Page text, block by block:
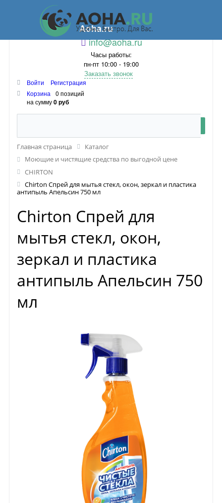
Aoha.ru
info@aoha.ru
Часы работы:
пн-пт 10:00 - 19:00
Заказать звонок
Войти
Регистрация
Корзина
0 позиций
на сумму0 руб
Главная страница
Каталог
Моющие и чистящие средства по выгодной цене
CHIRTON
Chirton Спрей для мытья стекл, окон, зеркал и пластика
антипыль Апельсин 750 мл
Chirton Спрей для
мытья стекл, окон,
зеркал и пластика
антипыль Апельсин 750
мл